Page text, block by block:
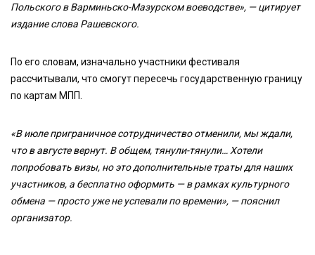
Польского в Варминьско-Мазурском воеводстве», — цитирует
издание слова Рашевского.
По его словам, изначально участники фестиваля
рассчитывали, что смогут пересечь государственную границу
по картам МПП.
«В июле приграничное сотрудничество отменили, мы ждали,
что в августе вернут. В общем, тянули-тянули… Хотели
попробовать визы, но это дополнительные траты для наших
участников, а бесплатно оформить — в рамках культурного
обмена — просто уже не успевали по времени», — пояснил
организатор.